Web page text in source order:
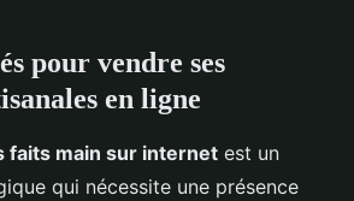
pour vendre ses
en ligne
faits main sur internet est un
qui nécessite une présence